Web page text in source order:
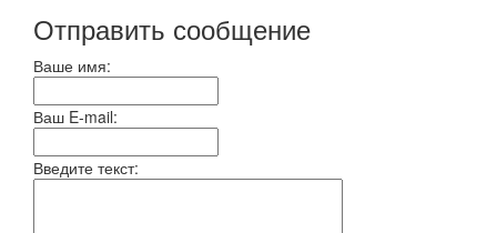
Отправить сообщение
Ваше имя:
Ваш E-mail:
Введите текст: